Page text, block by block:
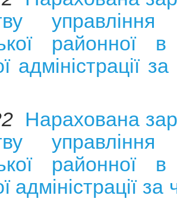
управління
районної в
адміністрації
Нарахована
управління
районної в
адміністрації